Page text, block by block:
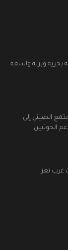
وبرية واسعة
الصيني إلى
الحوثيين